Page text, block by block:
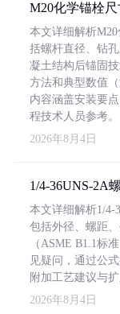
M20化学锚栓
本文详细解析
括螺杆直径、钻
凝土结构后锚固
方法和典型数值（
内容涵盖安装要
程技术人员参考。
2026年8月4日
1/4-36UNS-2A
本文详细解析1/4-
包括外径、螺距
（ASME B1.1标
见疑问，通过公
附加工艺建议与扩
2026年8月4日